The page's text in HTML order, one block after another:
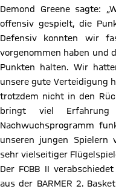
Demond Greene sagte:
offensiv gespielt, die
Defensiv konnten wir
vorgenommen haben und
Punkten halten. Wir
unsere gute Verteidigung
trotzdem nicht in den
bringt viel
Nachwuchsprogramm
unseren jungen Spielern
sehr vielseitiger
Der FCBB II
aus der BARMER 2.